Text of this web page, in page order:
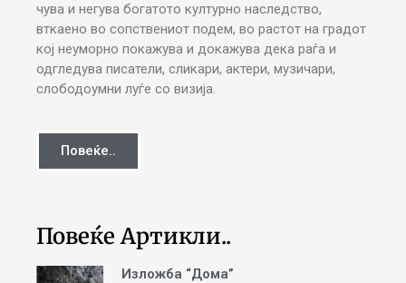
чува и негува богатото културно наследство,
вткаено во сопствениот подем, во растот на градот
кој неуморно покажува и докажува дека раѓа и
одгледува писатели, сликари, актери, музичари,
слободоумни луѓе со визија.
Повеќе..
Повеќе Артикли..
Изложба “Дома”